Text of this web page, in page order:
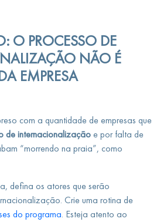
O PROCESSO DE
NÃO É
EMPRESA
com a quantidade de empresas que
de internacionalização e por falta de
“morrendo na praia”, como
defina os atores que serão
Crie uma rotina de
do programa. Esteja atento ao